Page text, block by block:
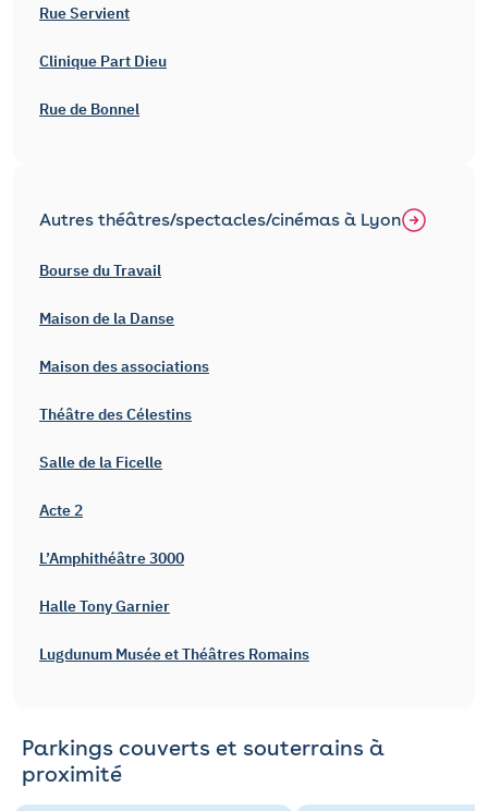
Rue Servient
Clinique Part Dieu
Rue de Bonnel
Autres théâtres/spectacles/cinémas à Lyon
Bourse du Travail
Maison de la Danse
Maison des associations
Théâtre des Célestins
Salle de la Ficelle
Acte 2
L’Amphithéâtre 3000
Halle Tony Garnier
Lugdunum Musée et Théâtres Romains
Parkings couverts et souterrains à
proximité